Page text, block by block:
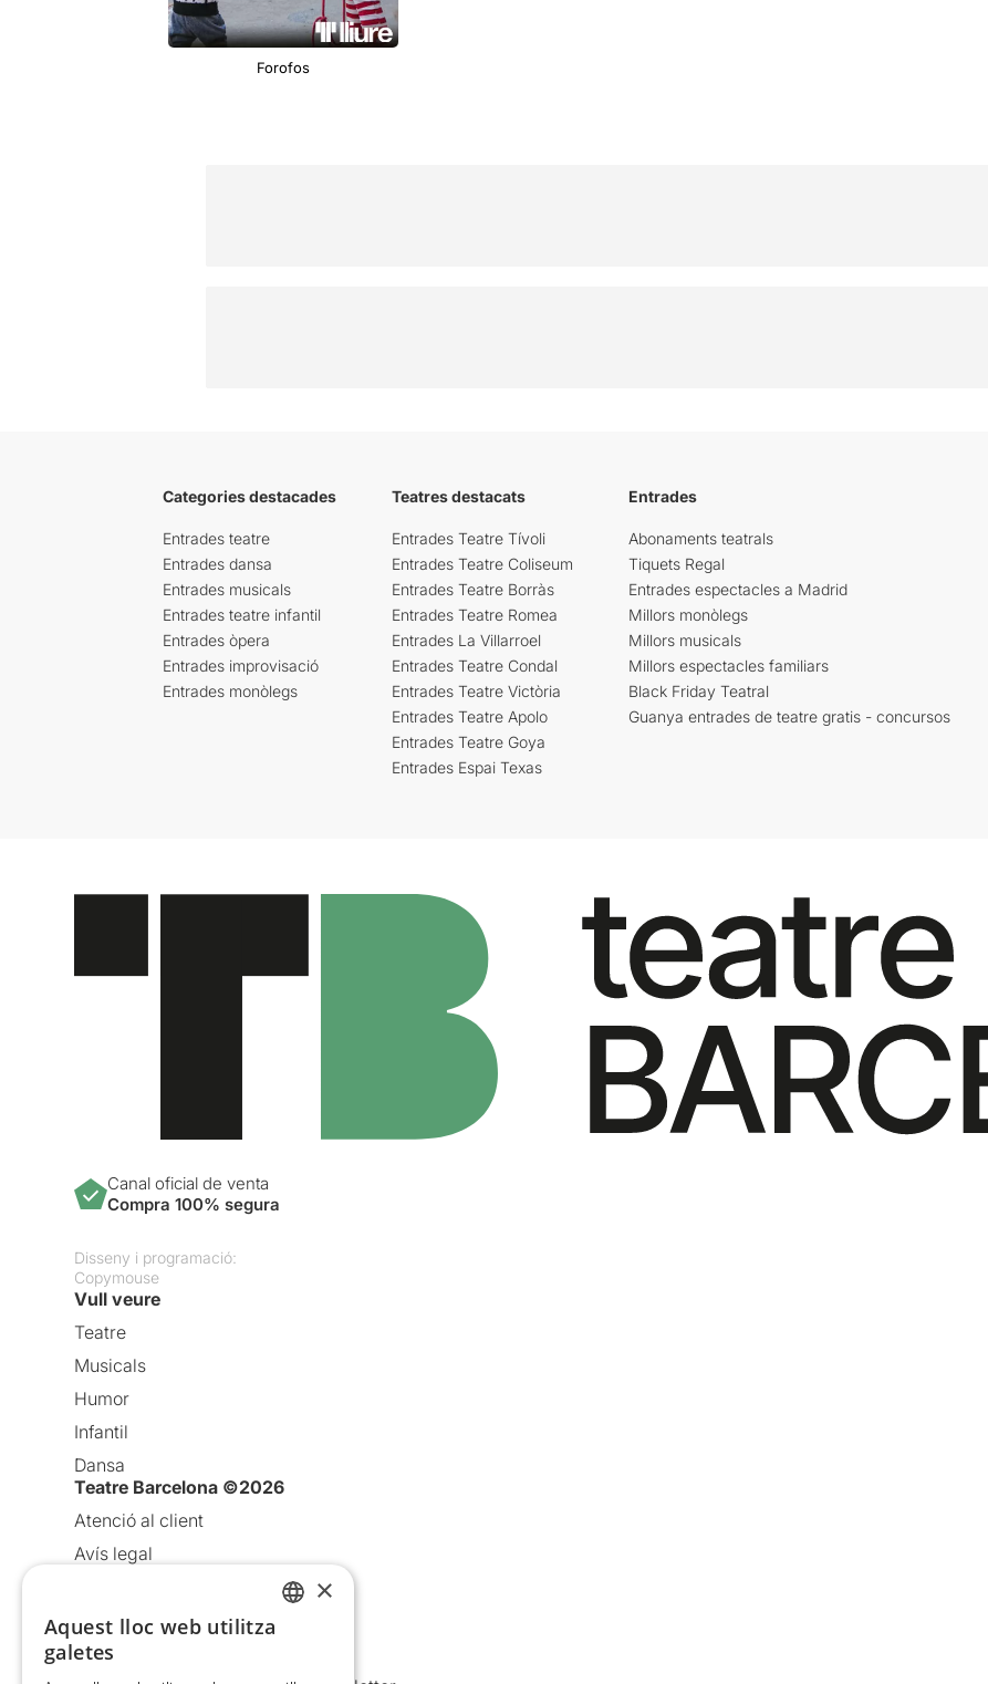
Forofos
Categories destacades
Entrades teatre
Entrades dansa
Entrades musicals
Entrades teatre infantil
Entrades òpera
Entrades improvisació
Entrades monòlegs
Teatres destacats
Entrades Teatre Tívoli
Entrades Teatre Coliseum
Entrades Teatre Borràs
Entrades Teatre Romea
Entrades La Villarroel
Entrades Teatre Condal
Entrades Teatre Victòria
Entrades Teatre Apolo
Entrades Teatre Goya
Entrades Espai Texas
Entrades
Abonaments teatrals
Tiquets Regal
Entrades espectacles a Madrid
Millors monòlegs
Millors musicals
Millors espectacles familiars
Black Friday Teatral
Guanya entrades de teatre gratis - concursos
Canal oficial de venta
Compra 100% segura
Disseny i programació:
Copymouse
Vull veure
Teatre
Musicals
Humor
Infantil
Dansa
Teatre Barcelona ©2026
Atenció al client
Avís legal
Política de cookies
Condicions d’ús
×
Aquest lloc web utilitza
galetes